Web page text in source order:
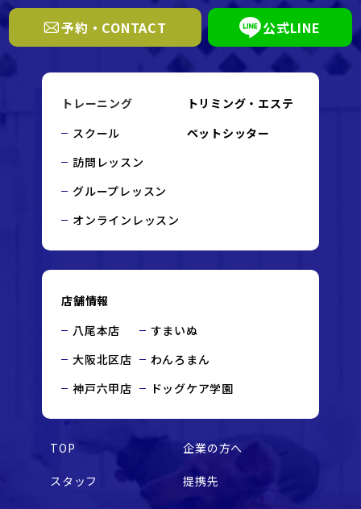
予約・CONTACT 公式LINE
トレーニング
スクール
訪問レッスン
グループレッスン
オンラインレッスン
トリミング・エステ
ペットシッター
店舗情報
八尾本店
大阪北区店
神戸六甲店
すまいぬ
わんろまん
ドッグケア学園
TOP 企業の方へ
スタッフ 提携先